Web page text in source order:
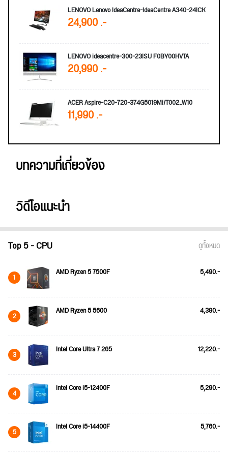
LENOVO Lenovo IdeaCentre-IdeaCentre A340-24ICK
24,900 .-
LENOVO ideacentre-300-23ISU F0BY00HVTA
20,990 .-
ACER Aspire-C20-720-374G5019Mi/T002_W10
11,990 .-
บทความที่เกี่ยวข้อง
วิดีโอแนะนำ
Top 5 - CPU ดูทั้งหมด
1 AMD Ryzen 5 7500F 5,490.-
2 AMD Ryzen 5 5600 4,390.-
3 Intel Core Ultra 7 265 12,220.-
4 Intel Core i5-12400F 5,290.-
5 Intel Core i5-14400F 5,760.-